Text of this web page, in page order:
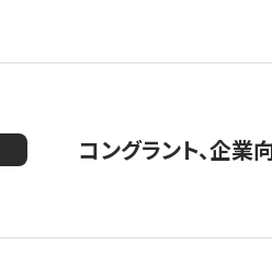
コングラント、企